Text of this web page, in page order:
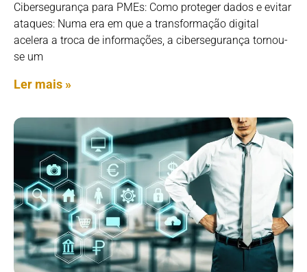
Cibersegurança para PMEs: Como proteger dados e evitar
ataques: Numa era em que a transformação digital
acelera a troca de informações, a cibersegurança tornou-
se um
Ler mais »